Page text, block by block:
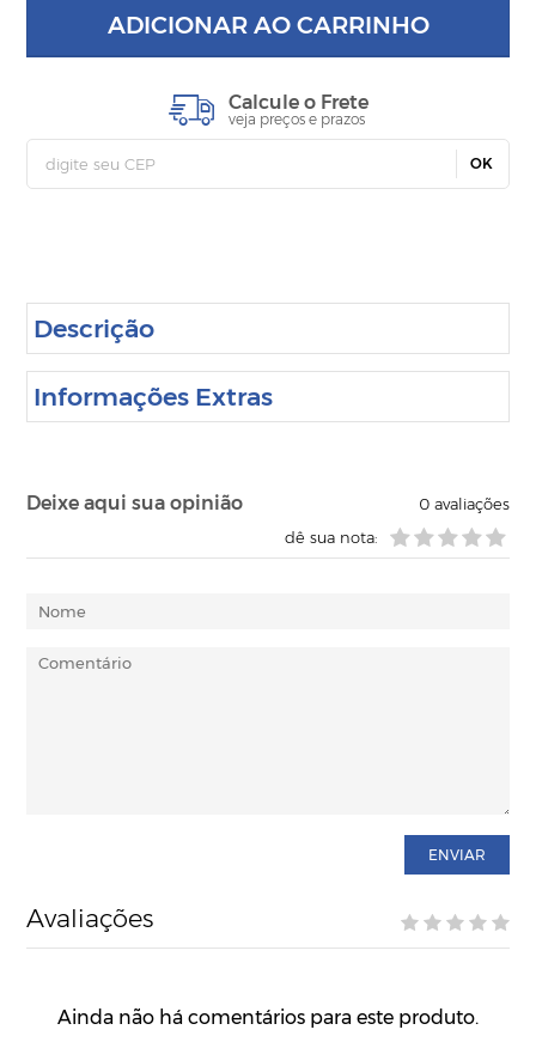
ADICIONAR AO CARRINHO
Calcule o Frete
veja preços e prazos
OK
Descrição
Informações Extras
Deixe aqui sua opinião 0avaliações
dê sua nota:
ENVIAR
Avaliações
Ainda não há comentários para este produto.